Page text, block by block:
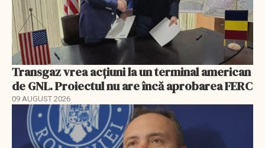
Transgaz vrea acțiuni la un terminal american
de GNL. Proiectul nu are încă aprobarea FERC
09 AUGUST 2026